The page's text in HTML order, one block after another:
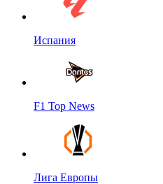
Испания
F1 Top News
Лига Европы